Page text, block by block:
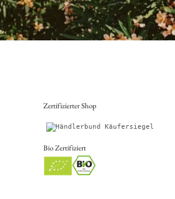
Zertifizierter Shop
Bio Zertifiziert